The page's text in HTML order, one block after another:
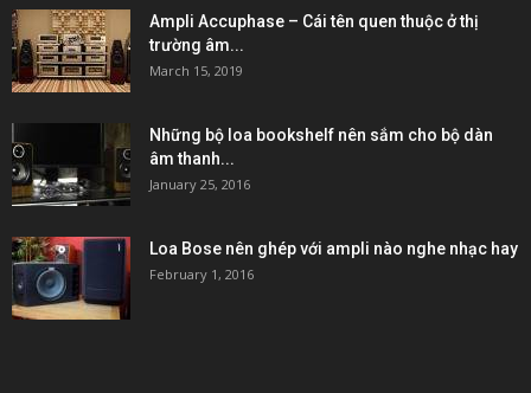
Ampli Accuphase – Cái tên quen thuộc ở thị
trường âm...
March 15, 2019
Những bộ loa bookshelf nên sắm cho bộ dàn
âm thanh...
January 25, 2016
Loa Bose nên ghép với ampli nào nghe nhạc hay
February 1, 2016